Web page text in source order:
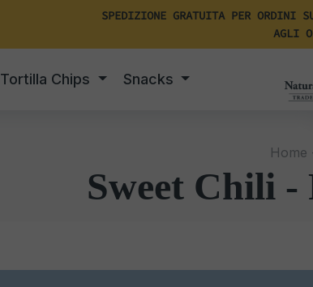
SPEDIZIONE GRATUITA PER ORDINI
AGLI
Tortilla Chips Snacks
Home
Sweet Chili -